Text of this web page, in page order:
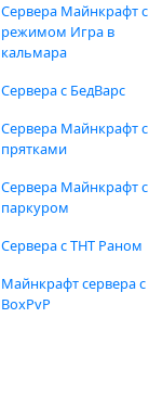
Сервера Майнкрафт с
режимом Игра в
кальмара
Сервера с БедВарс
Сервера Майнкрафт с
прятками
Сервера Майнкрафт с
паркуром
Сервера с ТНТ Раном
Майнкрафт сервера с
BoxPvP